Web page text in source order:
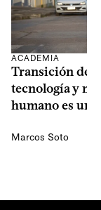
ACADEMIA
Transición
tecnología y
humano es
Marcos Soto